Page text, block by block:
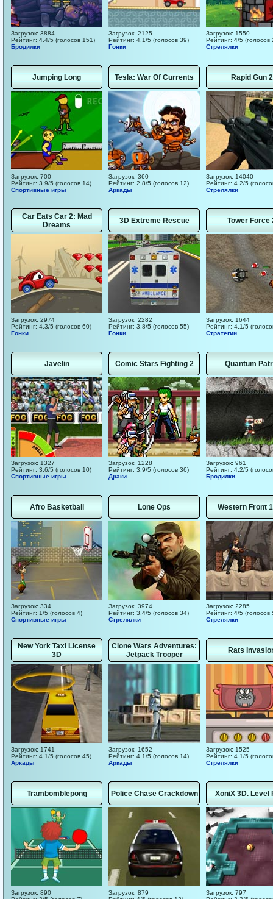
Загрузок: 3884
Рейтинг: 4.4/5 (голосов 151)
Бродилки
Загрузок: 2125
Рейтинг: 4.1/5 (голосов 39)
Гонки
Загрузок: 1550
Рейтинг: 4/5 (голосов
Стрелялки
Jumping Long
Загрузок: 700
Рейтинг: 3.9/5 (голосов 14)
Спортивные игры
Tesla: War Of Currents
Загрузок: 360
Рейтинг: 2.8/5 (голосов 12)
Аркады
Rapid Gun 2
Загрузок: 14040
Рейтинг: 4.2/5
Стрелялки
Car Eats Car 2: Mad
Dreams
Загрузок: 2974
Рейтинг: 4.3/5 (голосов 60)
Гонки
3D Extreme Rescue
Загрузок: 2282
Рейтинг: 3.8/5 (голосов 55)
Гонки
Tower Force
Загрузок: 1644
Рейтинг: 4.1/5
Стратегии
Javelin
Загрузок: 1327
Рейтинг: 3.6/5 (голосов 10)
Спортивные игры
Comic Stars Fighting 2
Загрузок: 1228
Рейтинг: 3.9/5 (голосов 36)
Драки
Quantum
Загрузок: 961
Рейтинг: 4.2/5
Бродилки
Afro Basketball
Загрузок: 334
Рейтинг: 1/5 (голосов 4)
Спортивные игры
Lone Ops
Загрузок: 3974
Рейтинг: 3.4/5 (голосов 34)
Стрелялки
Western Front
Загрузок: 2285
Рейтинг: 4/5 (голосов
Стрелялки
New York Taxi License
3D
Загрузок: 1741
Рейтинг: 4.1/5 (голосов 45)
Аркады
Clone Wars Adventures:
Jetpack Trooper
Загрузок: 1652
Рейтинг: 4.1/5 (голосов 14)
Аркады
Rats
Загрузок: 1525
Рейтинг: 4.1/5
Стрелялки
Trambomblepong
Загрузок: 890
Police Chase Crackdown
Загрузок: 879
XoniX 3D. Level
Загрузок: 797